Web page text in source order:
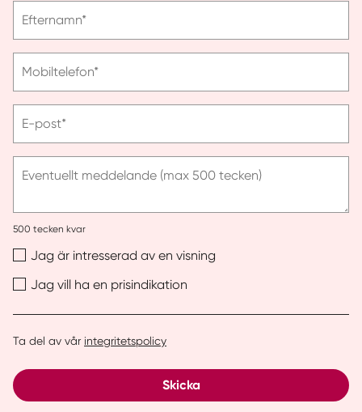
ange
Efternamn*
ange
Mobiltelefon*
ange
post
E-post*
Eventuellt meddelande (max 500 tecken)
500 tecken kvar
Jag är intresserad av en visning
Jag vill ha en prisindikation
Ta del av vår integritetspolicy
Skicka